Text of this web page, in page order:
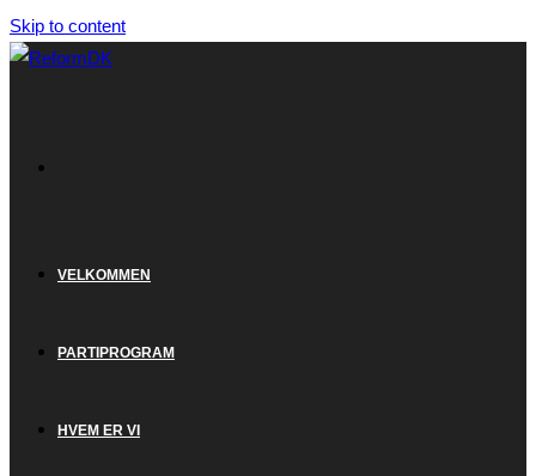
Skip to content
VELKOMMEN
PARTIPROGRAM
HVEM ER VI